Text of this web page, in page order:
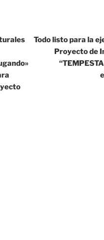
Todo listo para la
Proyecto de